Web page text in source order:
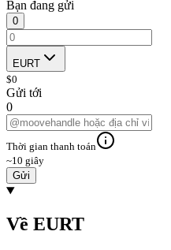
Bạn đang gửi
0
EURT
$0
Gửi tới
0
Thời gian thanh toán
~10 giây
Gửi
Về EURT